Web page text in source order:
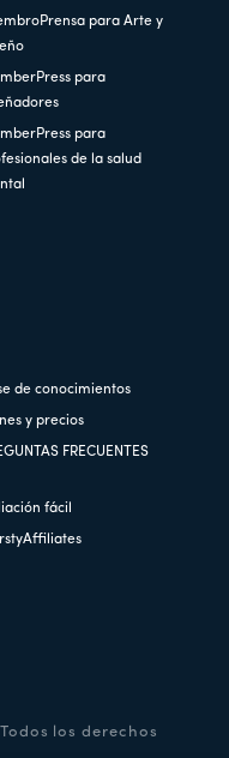
para Arte y
para
para
de la salud
de conocimientos
y precios
FRECUENTES
fácil
los derechos